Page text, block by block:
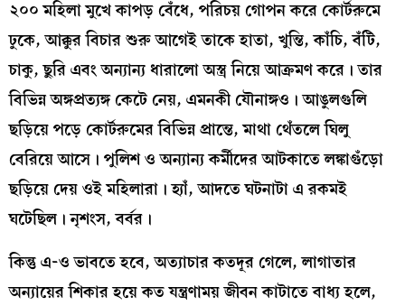
২০০ মহিলা মুখে কাপড় বেঁধে, পরিচয় গোপন করে কোর্টরুমে
ঢুকে, আক্কুর বিচার শুরু আগেই তাকে হাতা, খুন্তি, কাঁচি, বঁটি,
চাকু, ছুরি এবং অন্যান্য ধারালো অস্ত্র নিয়ে আক্রমণ করে। তার
বিভিন্ন অঙ্গপ্রত্যঙ্গ কেটে নেয়, এমনকী যৌনাঙ্গও। আঙুলগুলি
ছড়িয়ে পড়ে কোর্টরুমের বিভিন্ন প্রান্তে, মাথা থেঁতলে ঘিলু
বেরিয়ে আসে। পুলিশ ও অন্যান্য কর্মীদের আটকাতে লঙ্কাগুঁড়ো
ছড়িয়ে দেয় ওই মহিলারা। হ্যাঁ, আদতে ঘটনাটা এ রকমই
ঘটেছিল। নৃশংস, বর্বর।
কিন্তু এ-ও ভাবতে হবে, অত্যাচার কতদূর গেলে, লাগাতার
অন্যায়ের শিকার হয়ে কত যন্ত্রণাময় জীবন কাটাতে বাধ্য হলে,